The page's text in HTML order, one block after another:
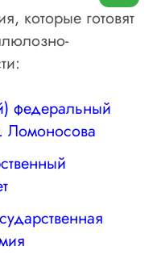
которые готовят
федеральный
Ломоносова